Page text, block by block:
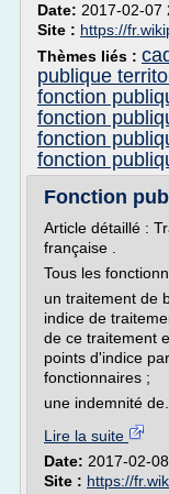
Date: 2017-02-07
Site : https://
Thèmes liés :
publique
fonction
fonction
fonction
fonction
Fonction
Article détaillé :
française .
Tous les
un traitement de
indice de
de ce traitement
points d'indice
fonctionnaires ;
une indemnité de...
Lire la suite
Date: 2017-02-
Site : https://